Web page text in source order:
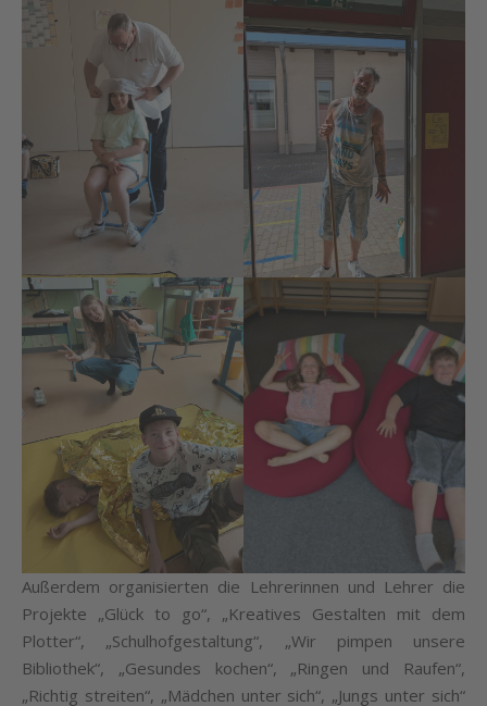
Außerdem organisierten die Lehrerinnen und Lehrer die
Projekte „Glück to go“, „Kreatives Gestalten mit dem
Plotter“, „Schulhofgestaltung“, „Wir pimpen unsere
Bibliothek“, „Gesundes kochen“, „Ringen und Raufen“,
„Richtig streiten“, „Mädchen unter sich“, „Jungs unter sich“